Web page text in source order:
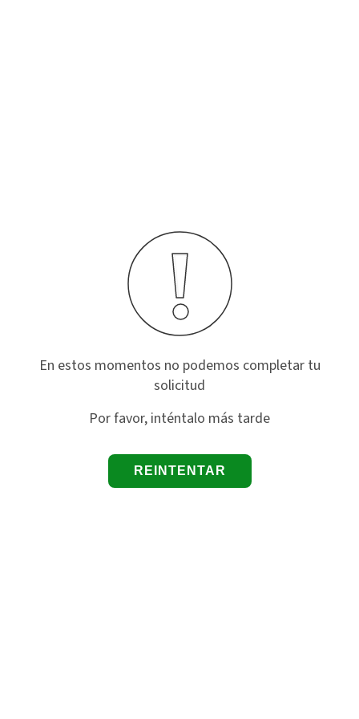
En estos momentos no podemos completar tu
solicitud
Por favor, inténtalo más tarde
REINTENTAR